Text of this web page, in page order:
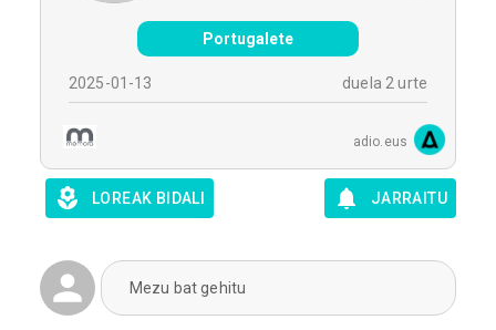
Portugalete
2025-01-13 duela 2 urte
adio.eus
LOREAK BIDALI JARRAITU
Mezu bat gehitu